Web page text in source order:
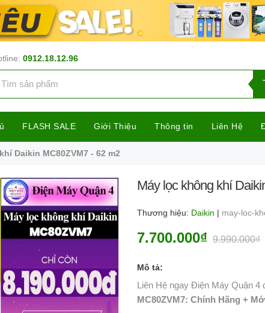
0912.18.12.96
FLASH SALE Giới Thiệu Thông tin Liên Hệ
Daikin MC80ZVM7 - 62 m2
Máy lọc không khí
Thương hiệu: Daikin | may-loc-
7.700.000₫ 9.990.000₫
Mô tả:
Liên Hệ ngay Điện Máy Quận 4
MC80ZVM7: Chính Hãng +